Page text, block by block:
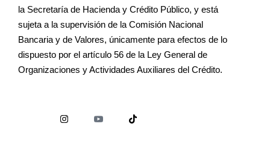
la Secretaría de Hacienda y Crédito Público, y está
sujeta a la supervisión de la Comisión Nacional
Bancaria y de Valores, únicamente para efectos de lo
dispuesto por el artículo 56 de la Ley General de
Organizaciones y Actividades Auxiliares del Crédito.